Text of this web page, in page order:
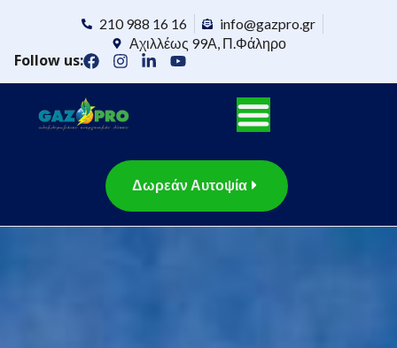
210 988 16 16
info@gazpro.gr
Αχιλλέως 99Α, Π.Φάληρο
Follow us:
Δωρεάν Αυτοψία